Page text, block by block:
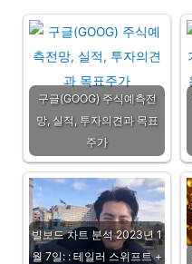
구글(GOOG) 주식예측전
망, 실적, 투자의견과 목표
주가
빌보드 차트 분석 2023년 1
월 7일: : 테일러 스위프트 +